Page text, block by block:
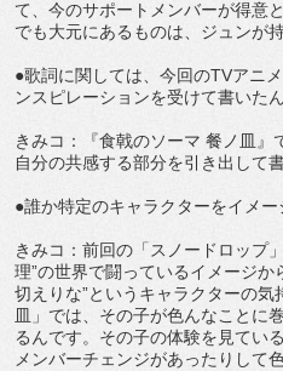
て、今のサポートメンバーが得意
でも大元にあるものは、ジュンが
●歌詞に関しては、今回のTVアニ
ンスピレーションを受けて書いた
きみコ：『食戟のソーマ 餐ノ皿』
自分の共感する部分を引き出して
●誰か特定のキャラクターをイメ
きみコ：前回の「スノードロップ
理”の世界で闘っているイメージ
切えりな”というキャラクターの気
皿」では、その子が色んなことに
るんです。その子の体験を見てい
メンバーチェンジがあったりして